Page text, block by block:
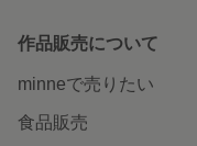
作品販売について
minneで売りたい
食品販売